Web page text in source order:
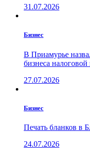
31.07.2026
Бизнес
В Приамурье
бизнеса
27.07.2026
Бизнес
Печать бланков в
24.07.2026